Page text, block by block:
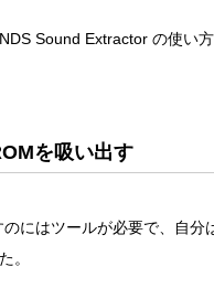
Sound Extractor の使い
を吸い出す
にはツールが必要で、自分
。